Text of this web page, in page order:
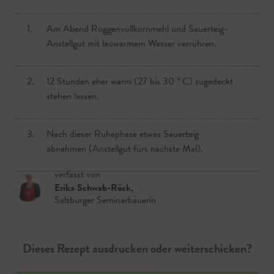
1.
Am Abend Roggenvollkornmehl und Sauerteig-
Anstellgut mit lauwarmem Wasser verrühren.
2.
12 Stunden eher warm (27 bis 30 ° C) zugedeckt
stehen lassen.
3.
Nach dieser Ruhephase etwas Sauerteig
abnehmen (Anstellgut fürs nächste Mal).
1.
In der Früh Roggenmehl, Dinkelmehl, Brotgewürz
und Salz gut mischen.
2.
Wasser, Germ und Sauerteig mit Schneebesen
verrühren und mit den trockenen Zutaten
Dies geht am besten mit der Küchenmaschine,
4.
Sonst eine sehr große Schüssel verwenden und mit
verfasst von
Erika Schwab-Röck,
Salzburger Seminarbäuerin
Dieses Rezept ausdrucken oder weiterschicken?